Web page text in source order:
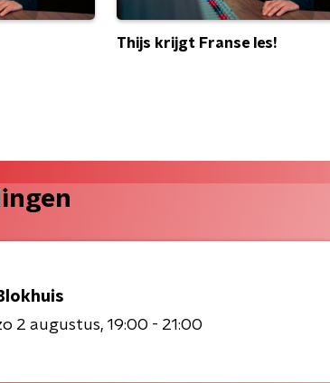
Thijs krijgt Franse les!
2 augustus 19:00 - 21:00